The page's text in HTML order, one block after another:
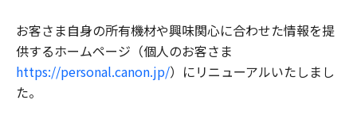
お客さま自身の所有機材や興味関心に合わせた情報を提
供するホームページ（個人のお客さま
https://personal.canon.jp/）にリニューアルいたしまし
た。